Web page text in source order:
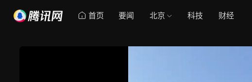
首页 要闻 北京 科技 财经